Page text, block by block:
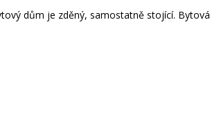
dům je zděný, samostatně stojící. Bytová